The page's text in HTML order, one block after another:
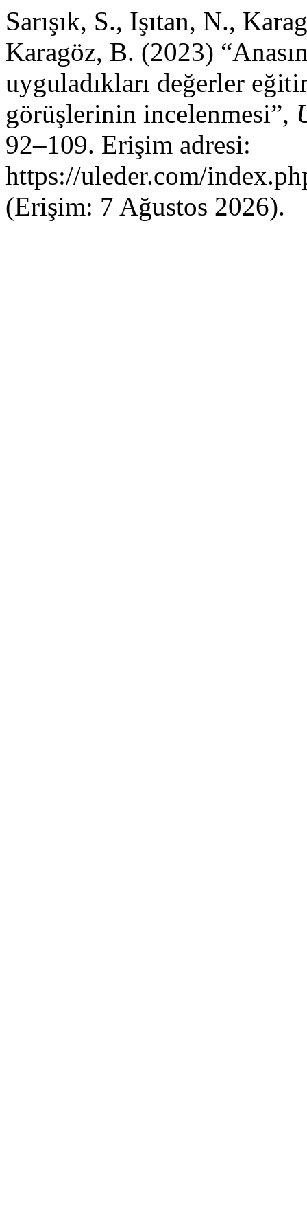
Sarışık, S., Işıtan, N.,
Karagöz, B. (2023)
uyguladıkları değerler
görüşlerinin incelenmesi”,
92–109. Erişim adresi:
https://uleder.com/
(Erişim: 7 Ağustos 2026).